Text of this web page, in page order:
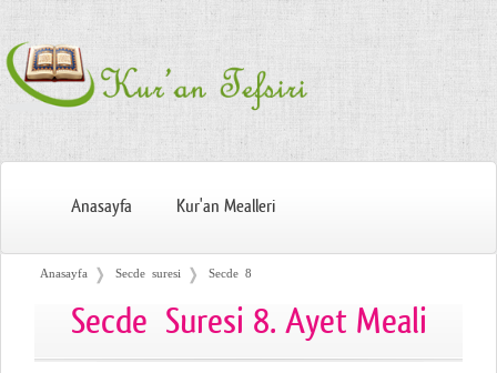
Anasayfa Kur'an Mealleri
Anasayfa ❭ Secde suresi ❭ Secde 8
Secde Suresi 8. Ayet Meali